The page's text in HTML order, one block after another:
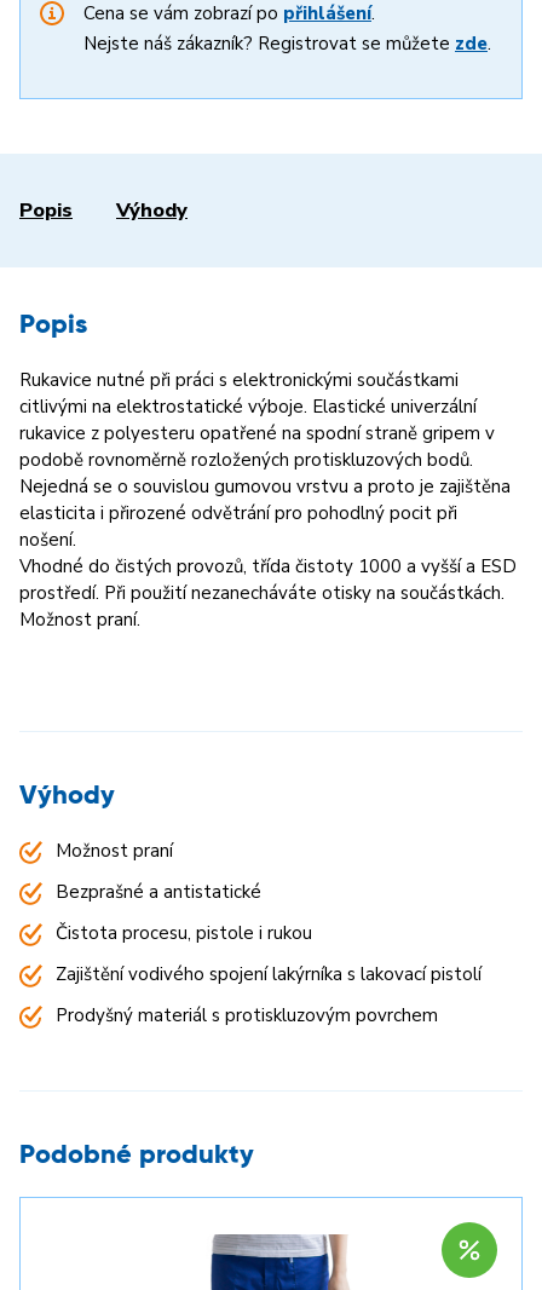
Cena se vám zobrazí po přihlášení.
Nejste náš zákazník? Registrovat se můžete zde.
Popis Výhody
Popis
Rukavice nutné při práci s elektronickými součástkami
citlivými na elektrostatické výboje. Elastické univerzální
rukavice z polyesteru opatřené na spodní straně gripem v
podobě rovnoměrně rozložených protiskluzových bodů.
Nejedná se o souvislou gumovou vrstvu a proto je zajištěna
elasticita i přirozené odvětrání pro pohodlný pocit při
nošení.
Vhodné do čistých provozů, třída čistoty 1000 a vyšší a ESD
prostředí. Při použití nezanecháváte otisky na součástkách.
Možnost praní.
Výhody
Možnost praní
Bezprašné a antistatické
Čistota procesu, pistole i rukou
Zajištění vodivého spojení lakýrníka s lakovací pistolí
Prodyšný materiál s protiskluzovým povrchem
Podobné produkty